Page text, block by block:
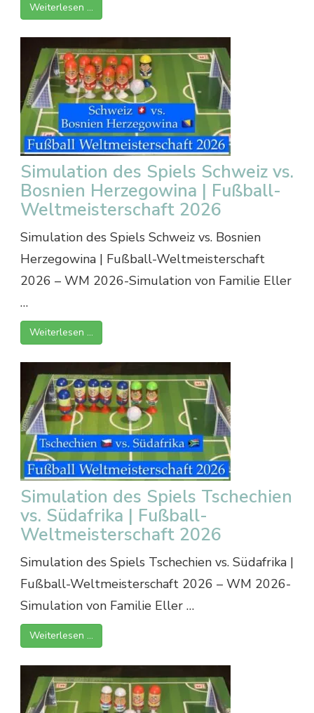
Weiterlesen …
Simulation des Spiels Schweiz vs.
Bosnien Herzegowina | Fußball-
Weltmeisterschaft 2026
Simulation des Spiels Schweiz vs. Bosnien
Herzegowina | Fußball-Weltmeisterschaft
2026 – WM 2026-Simulation von Familie Eller
…
Weiterlesen …
Simulation des Spiels Tschechien
vs. Südafrika | Fußball-
Weltmeisterschaft 2026
Simulation des Spiels Tschechien vs. Südafrika |
Fußball-Weltmeisterschaft 2026 – WM 2026-
Simulation von Familie Eller …
Weiterlesen …